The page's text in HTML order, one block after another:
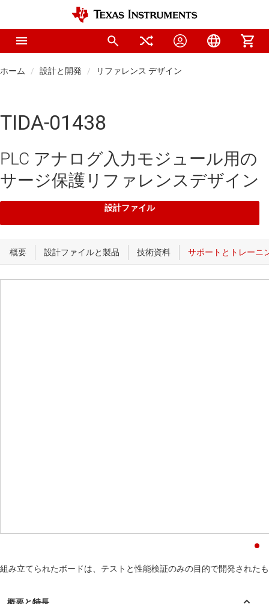
ホーム 設計と開発 リファレンス デザイン
TIDA-01438
PLC アナログ入力モジュール用の
サージ保護リファレンスデザイン
設計ファイル
組み立てられたボードは、テストと性能検証のみの目的で開発された